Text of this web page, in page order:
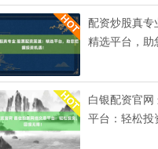
配资炒股真专
精选平台，助
白银配资官
平台：轻松投